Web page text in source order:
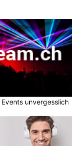
unvergesslich